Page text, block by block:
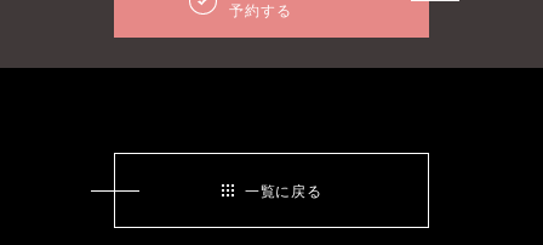
予約する
一覧に戻る